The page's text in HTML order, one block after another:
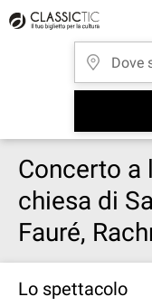
Concerto a
chiesa di
Fauré,
Lo spettacolo